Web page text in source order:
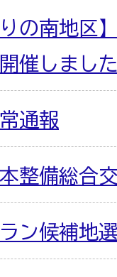
りの南地区
催しました
通報
整備総合
ラン候補地